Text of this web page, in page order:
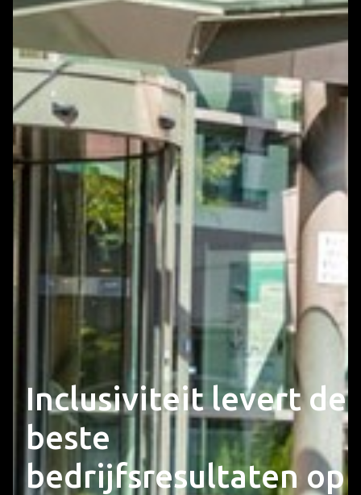
Inclusiviteit levert de
beste
bedrijfsresultaten op